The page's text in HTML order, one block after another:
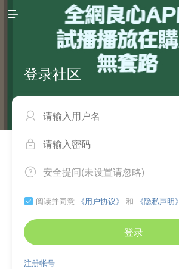

登录社区


 安全提问(未设置请忽略)
 阅读并同意 《用户协议》 和 《隐私声明》
登录
注册帐号